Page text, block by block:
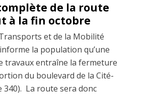
de la route
à la fin octobre
et de la Mobilité
la population qu’une
travaux entraîne la fermeture
du boulevard de la Cité-
340). La route sera donc